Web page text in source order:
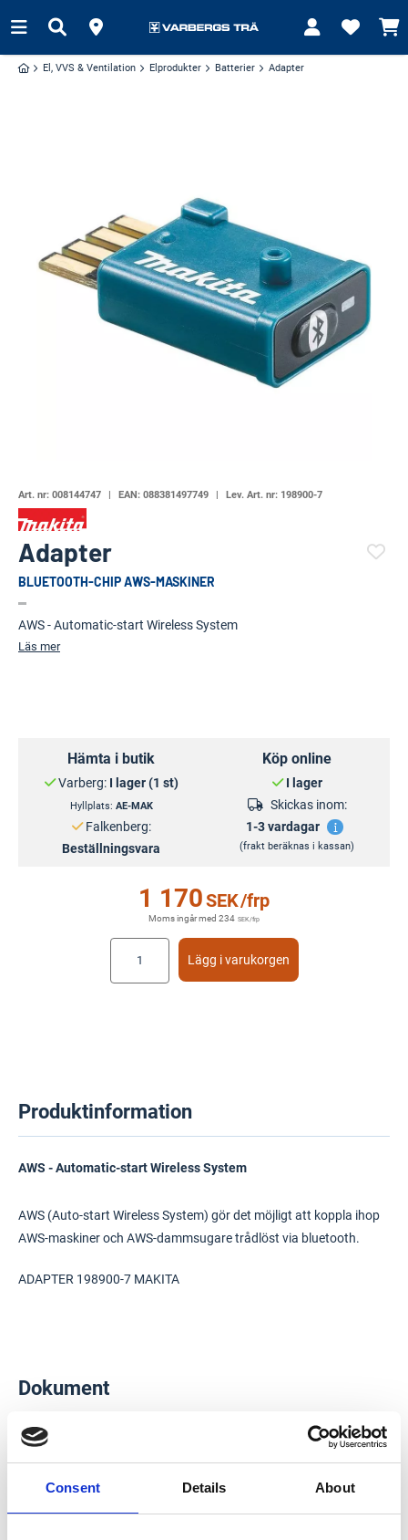
Consent Details About
El, VVS & Ventilation Elprodukter Batterier Adapter
Art. nr: 008144747 EAN: 088381497749 Lev. Art. nr: 198900-7
Adapter
BLUETOOTH-CHIP AWS-MASKINER
AWS - Automatic-start Wireless System
Läs mer
Hämta i butik
Varberg: I lager (1 st)
Hyllplats: AE-MAK
Falkenberg:
Beställningsvara
Köp online
I lager
Skickas inom:
1-3 vardagar
(frakt beräknas i kassan)
1 170SEK/frp
Moms ingår med 234 SEK/frp
Lägg i varukorgen
Produktinformation
AWS - Automatic-start Wireless System
AWS (Auto-start Wireless System) gör det möjligt att koppla ihop
AWS-maskiner och AWS-dammsugare trådlöst via bluetooth.
ADAPTER 198900-7 MAKITA
Dokument